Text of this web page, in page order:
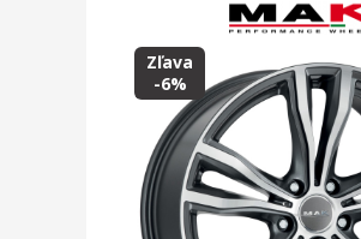
Zľava
-6%